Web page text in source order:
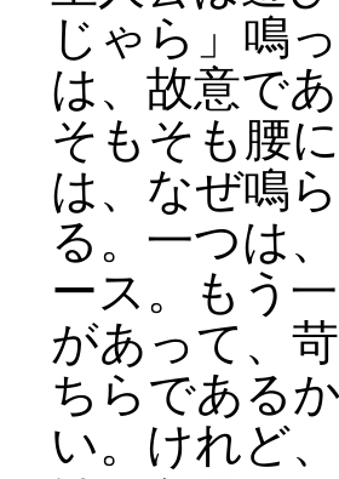
じゃら」鳴
は、故意で
そもそも腰
は、なぜ鳴
る。一つは
ース。もう
があって、
ちらである
い。けれど